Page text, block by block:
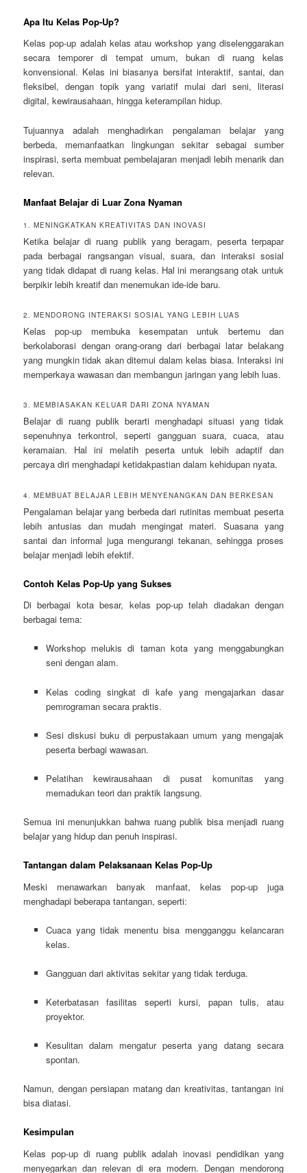
Apa Itu Kelas Pop-Up?
Kelas pop-up adalah kelas atau workshop yang diselenggarakan
secara temporer di tempat umum, bukan di ruang kelas
konvensional. Kelas ini biasanya bersifat interaktif, santai, dan
fleksibel, dengan topik yang variatif mulai dari seni, literasi
digital, kewirausahaan, hingga keterampilan hidup.
Tujuannya adalah menghadirkan pengalaman belajar yang
berbeda, memanfaatkan lingkungan sekitar sebagai sumber
inspirasi, serta membuat pembelajaran menjadi lebih menarik dan
relevan.
Manfaat Belajar di Luar Zona Nyaman
1. MENINGKATKAN KREATIVITAS DAN INOVASI
Ketika belajar di ruang publik yang beragam, peserta terpapar
pada berbagai rangsangan visual, suara, dan interaksi sosial
yang tidak didapat di ruang kelas. Hal ini merangsang otak untuk
berpikir lebih kreatif dan menemukan ide-ide baru.
2. MENDORONG INTERAKSI SOSIAL YANG LEBIH LUAS
Kelas pop-up membuka kesempatan untuk bertemu dan
berkolaborasi dengan orang-orang dari berbagai latar belakang
yang mungkin tidak akan ditemui dalam kelas biasa. Interaksi ini
memperkaya wawasan dan membangun jaringan yang lebih luas.
3. MEMBIASAKAN KELUAR DARI ZONA NYAMAN
Belajar di ruang publik berarti menghadapi situasi yang tidak
sepenuhnya terkontrol, seperti gangguan suara, cuaca, atau
keramaian. Hal ini melatih peserta untuk lebih adaptif dan
percaya diri menghadapi ketidakpastian dalam kehidupan nyata.
4. MEMBUAT BELAJAR LEBIH MENYENANGKAN DAN BERKESAN
Pengalaman belajar yang berbeda dari rutinitas membuat peserta
lebih antusias dan mudah mengingat materi. Suasana yang
santai dan informal juga mengurangi tekanan, sehingga proses
belajar menjadi lebih efektif.
Contoh Kelas Pop-Up yang Sukses
Di berbagai kota besar, kelas pop-up telah diadakan dengan
berbagai tema:
Workshop melukis di taman kota yang menggabungkan
seni dengan alam.
Kelas coding singkat di kafe yang mengajarkan dasar
pemrograman secara praktis.
Sesi diskusi buku di perpustakaan umum yang mengajak
peserta berbagi wawasan.
Pelatihan kewirausahaan di pusat komunitas yang
memadukan teori dan praktik langsung.
Semua ini menunjukkan bahwa ruang publik bisa menjadi ruang
belajar yang hidup dan penuh inspirasi.
Tantangan dalam Pelaksanaan Kelas Pop-Up
Meski menawarkan banyak manfaat, kelas pop-up juga
menghadapi beberapa tantangan, seperti:
Cuaca yang tidak menentu bisa mengganggu kelancaran
kelas.
Gangguan dari aktivitas sekitar yang tidak terduga.
Keterbatasan fasilitas seperti kursi, papan tulis, atau
proyektor.
Kesulitan dalam mengatur peserta yang datang secara
spontan.
Namun, dengan persiapan matang dan kreativitas, tantangan ini
bisa diatasi.
Kesimpulan
Kelas pop-up di ruang publik adalah inovasi pendidikan yang
menyegarkan dan relevan di era modern. Dengan mendorong